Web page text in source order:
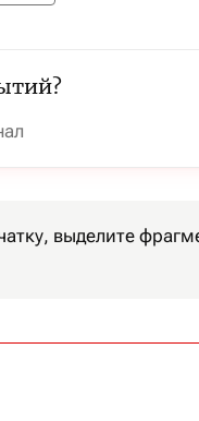
выделите